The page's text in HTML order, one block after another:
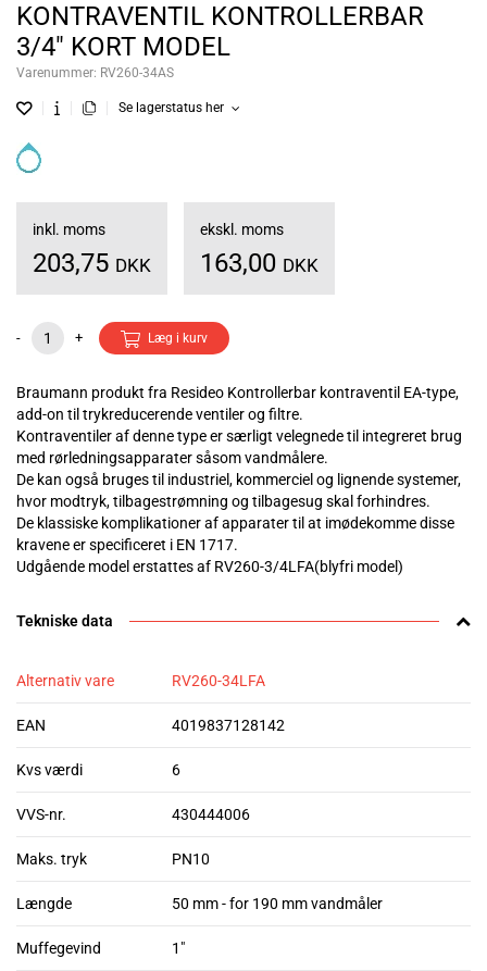
KONTRAVENTIL KONTROLLERBAR
3/4" KORT MODEL
Varenummer: RV260-34AS
Se lagerstatus her
inkl. moms
203,75 DKK
ekskl. moms
163,00 DKK
- + Læg i kurv
Braumann produkt fra Resideo Kontrollerbar kontraventil EA-type,
add-on til trykreducerende ventiler og filtre.
Kontraventiler af denne type er særligt velegnede til integreret brug
med rørledningsapparater såsom vandmålere.
De kan også bruges til industriel, kommerciel og lignende systemer,
hvor modtryk, tilbagestrømning og tilbagesug skal forhindres.
De klassiske komplikationer af apparater til at imødekomme disse
kravene er specificeret i EN 1717.
Udgående model erstattes af RV260-3/4LFA(blyfri model)
Tekniske data
Alternativ vare RV260-34LFA
EAN 4019837128142
Kvs værdi 6
VVS-nr. 430444006
Maks. tryk PN10
Længde 50 mm - for 190 mm vandmåler
Muffegevind 1"